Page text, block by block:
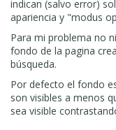
indican (salvo error)
apariencia y "modus
Para mi problema no
fondo de la pagina
búsqueda.
Por defecto el fondo
son visibles a menos
sea visible